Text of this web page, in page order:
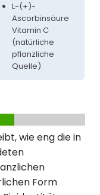
L-(+)-
Ascorbinsäure
Vitamin C
(natürliche
pflanzliche
Quelle)
wie eng die in
Form